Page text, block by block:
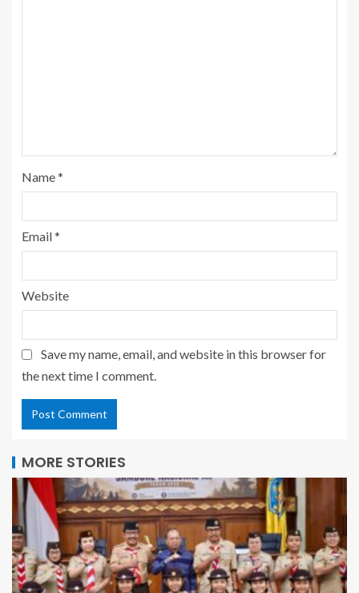
Name*
Email*
Website
Save my name, email, and website in this browser for
the next time I comment.
MORE STORIES